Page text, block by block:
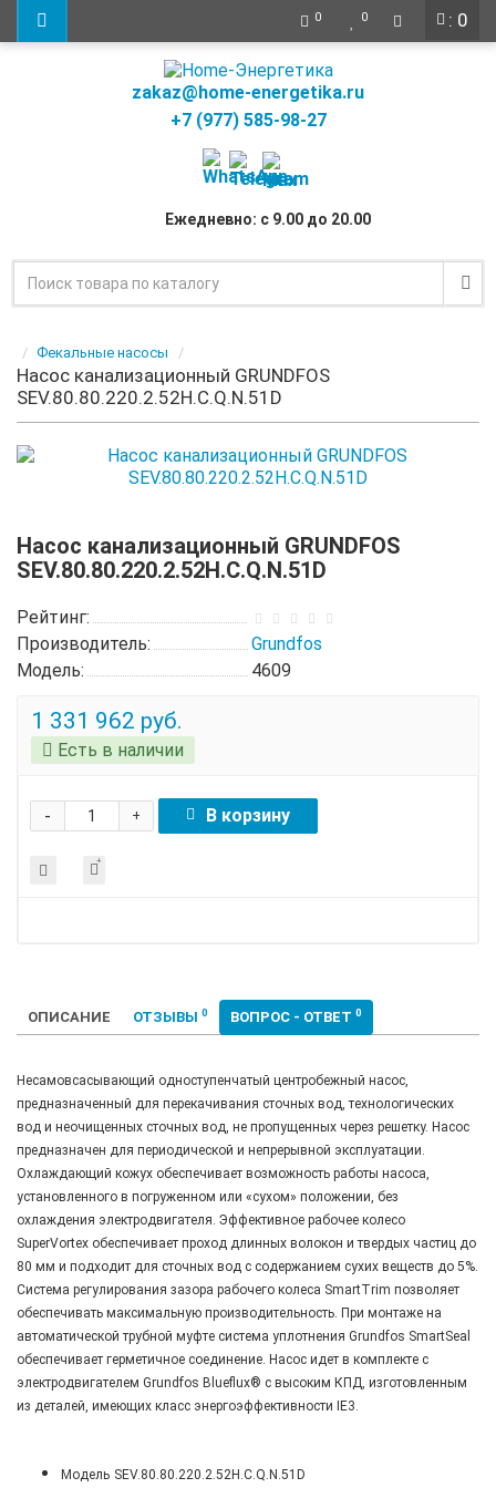
: 0
0 0
zakaz@home-energetika.ru
+7 (977) 585-98-27
Ежедневно: с 9.00 до 20.00
Фекальные насосы
Насос канализационный GRUNDFOS
SEV.80.80.220.2.52H.C.Q.N.51D
Насос канализационный GRUNDFOS
SEV.80.80.220.2.52H.C.Q.N.51D
Рейтинг:
Производитель:
Grundfos
Модель:
4609
1 331 962 руб.
Есть в наличии
+
- В корзину
ОПИСАНИЕ ОТЗЫВЫ 0 ВОПРОС - ОТВЕТ 0
Несамовсасывающий одноступенчатый центробежный насос,
предназначенный для перекачивания сточных вод, технологических
вод и неочищенных сточных вод, не пропущенных через решетку. Насос
предназначен для периодической и непрерывной эксплуатации.
Охлаждающий кожух обеспечивает возможность работы насоса,
установленного в погруженном или «сухом» положении, без
охлаждения электродвигателя. Эффективное рабочее колесо
SuperVortex обеспечивает проход длинных волокон и твердых частиц до
80 мм и подходит для сточных вод с содержанием сухих веществ до 5%.
Система регулирования зазора рабочего колеса SmartTrim позволяет
обеспечивать максимальную производительность. При монтаже на
автоматической трубной муфте система уплотнения Grundfos SmartSeal
обеспечивает герметичное соединение. Насос идет в комплекте с
электродвигателем Grundfos Blueflux® с высоким КПД, изготовленным
из деталей, имеющих класс энергоэффективности IE3.
Модель SEV.80.80.220.2.52H.C.Q.N.51D